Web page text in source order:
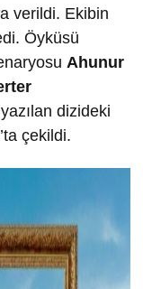
verildi. Ekibin
Öyküsü
Ahunur
dizideki
çekildi.